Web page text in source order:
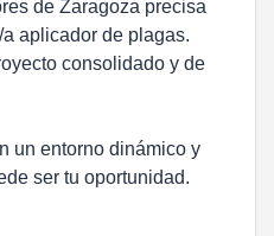
de Zaragoza precisa
aplicador de plagas.
consolidado y de
un entorno dinámico y
ser tu oportunidad.